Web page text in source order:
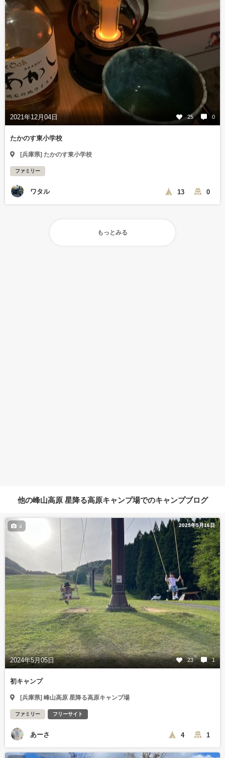
2021年12月04日 25 0
たかのす東小学校
[兵庫県] たかのす東小学校
ファミリー
ワタル 13 0
もっとみる
他の峰山高原 星降る高原キャンプ場でのキャンプブログ
2025年5月16日
2024年5月05日 23 1
4
初キャンプ
[兵庫県] 峰山高原 星降る高原キャンプ場
ファミリー フリーサイト
あーさ 4 1